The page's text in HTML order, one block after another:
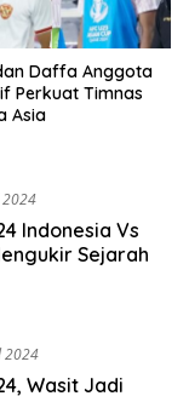
Daffa Anggota
Perkuat Timnas
Asia
Indonesia Vs
Sejarah
2024
Wasit Jadi